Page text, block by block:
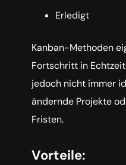
Erledigt
Kanban-Methoden
Fortschritt in
jedoch nicht immer
ändernde Projekte
Fristen.
Vorteile: